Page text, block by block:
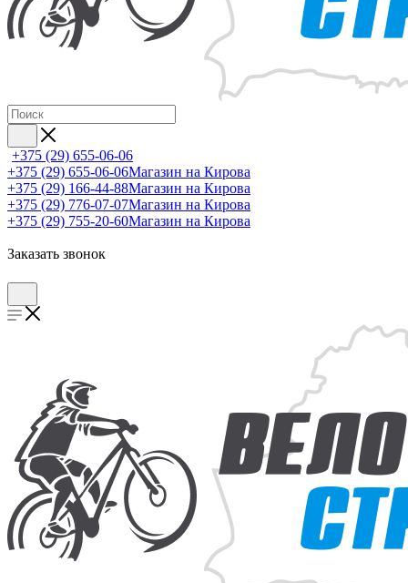
+375 (29) 655-06-06
+375 (29) 655-06-06Магазин на Кирова
+375 (29) 166-44-88Магазин на Кирова
+375 (29) 776-07-07Магазин на Кирова
+375 (29) 755-20-60Магазин на Кирова
Заказать звонок